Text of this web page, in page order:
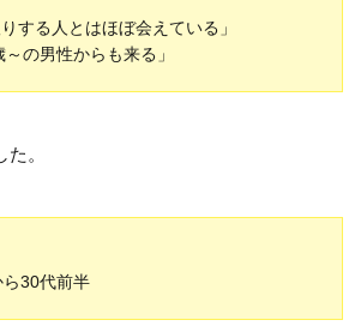
する人とはほぼ会えている」
～の男性からも来る」
。
30代前半